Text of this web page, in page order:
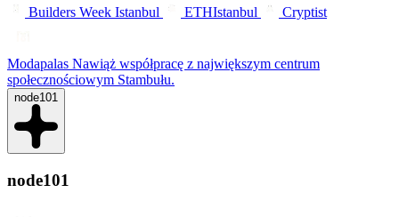
Builders Week Istanbul
ETHIstanbul Cryptist
Modapalas Nawiąż współpracę z największym centrum
społecznościowym Stambułu.
node101
node101